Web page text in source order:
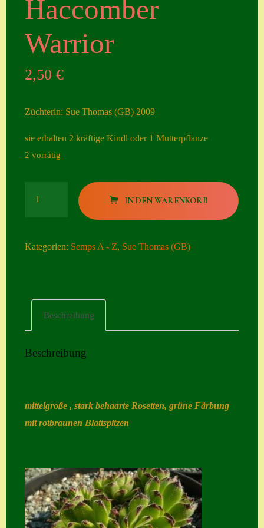
Neuheiten
rung
Erster Umgang
mit Semps
Impressum
suche
Semps von A – Z
Shop
Haccomber
Warrior
2,50€
Züchterin: Sue Thomas (GB) 2009
sie erhalten 2 kräftige Kindl oder 1 Mutterpflanze
2 vorrätig
IN DEN WARENKORB
Kategorien: Semps A - Z, Sue Thomas (GB)
Beschreibung
Beschreibung
mittelgroße , stark behaarte Rosetten, grüne Färbung
mit rotbraunen Blattspitzen